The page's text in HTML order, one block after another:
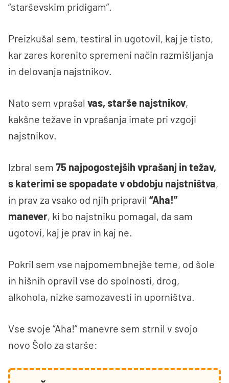
“starševskim pridigam”.
Preizkušal sem, testiral in ugotovil, kaj je tisto,
kar zares korenito spremeni način razmišljanja
in delovanja najstnikov.
Nato sem vprašal vas, starše najstnikov,
kakšne težave in vprašanja imate pri vzgoji
najstnikov.
Izbral sem 75 najpogostejših vprašanj in težav,
s katerimi se spopadate v obdobju najstništva,
in prav za vsako od njih pripravil “Aha!”
manever, ki bo najstniku pomagal, da sam
ugotovi, kaj je prav in kaj ne.
Pokril sem vse najpomembnejše teme, od šole
in hišnih opravil vse do spolnosti, drog,
alkohola, nizke samozavesti in uporništva.
Vse svoje “Aha!” manevre sem strnil v svojo
novo Šolo za starše: